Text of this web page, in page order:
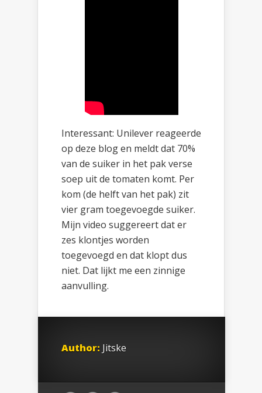
Interessant: Unilever reageerde
op deze blog en meldt dat 70%
van de suiker in het pak verse
soep uit de tomaten komt. Per
kom (de helft van het pak) zit
vier gram toegevoegde suiker.
Mijn video suggereert dat er
zes klontjes worden
toegevoegd en dat klopt dus
niet. Dat lijkt me een zinnige
aanvulling.
Author: Jitske